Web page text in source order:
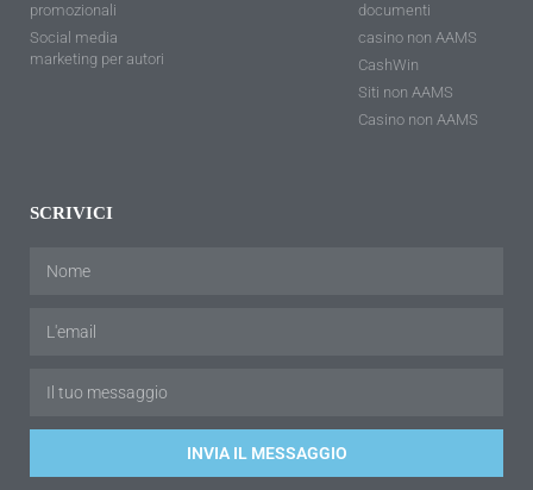
promozionali
Social media
marketing per autori
documenti
casino non AAMS
CashWin
Siti non AAMS
Casino non AAMS
SCRIVICI
INVIA IL MESSAGGIO